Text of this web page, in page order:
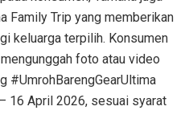
Family Trip yang memberikan
keluarga terpilih. Konsumen
foto atau video
#UmrohBarengGearUltima
16 April 2026, sesuai syarat